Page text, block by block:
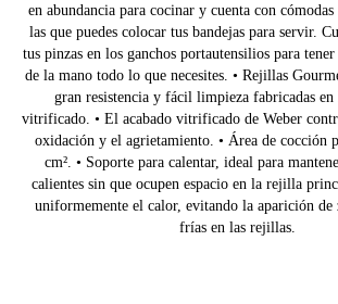
$ 3.430.000.
is:
$
en abundancia para cocinar y cuenta con cómodas
las que puedes colocar tus bandejas para servir.
tus pinzas en los ganchos portautensilios para
de la mano todo lo que necesites. • Rejillas
gran resistencia y fácil limpieza fabricadas
vitrificado. • El acabado vitrificado de Weber
oxidación y el agrietamiento. • Área de cocción
cm². • Soporte para calentar, ideal para
calientes sin que ocupen espacio en la rejilla
uniformemente el calor, evitando la aparición de
frías en las rejillas.